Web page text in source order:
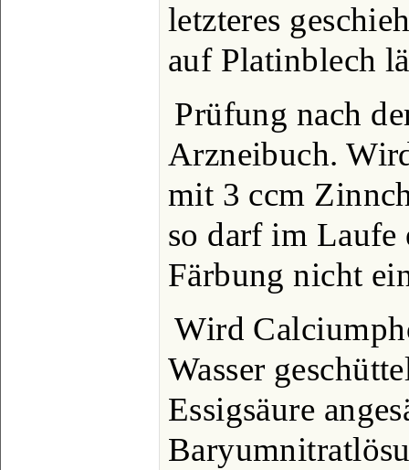
letzteres
auf Platinblech
Prüfung nach
Arzneibuch.
mit 3 ccm
so darf im Laufe
Färbung nicht
Wird
Wasser
Essigsäure